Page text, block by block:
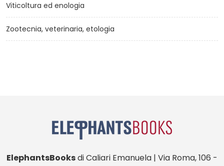
Viticoltura ed enologia
Zootecnia, veterinaria, etologia
ElephantsBooksdi Caliari Emanuela | Via Roma, 106 -